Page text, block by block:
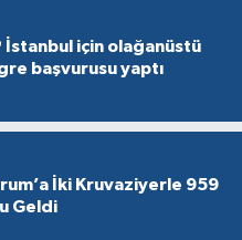
İstanbul için olağanüstü
başvurusu yaptı
İki Kruvaziyerle 959
Geldi